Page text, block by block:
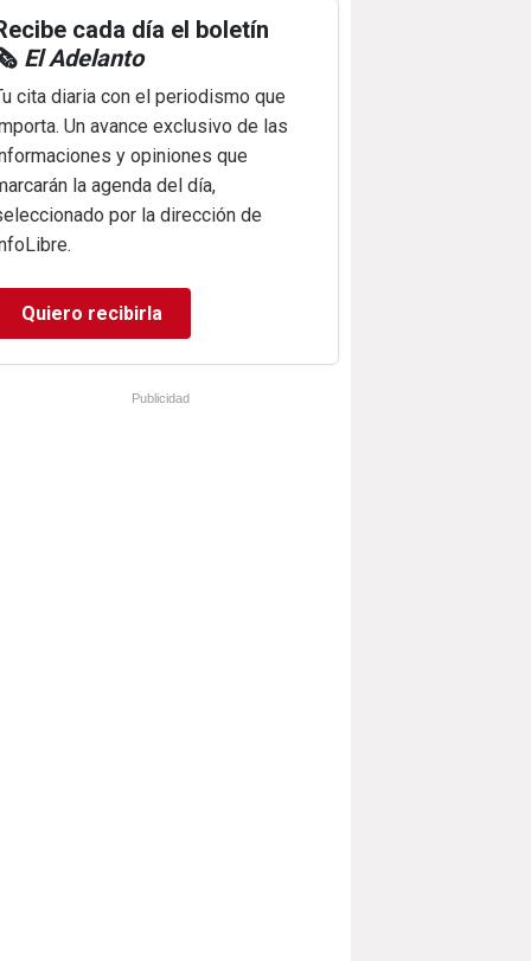
cada día el boletín
El Adelanto
cita diaria con el periodismo que
Un avance exclusivo de las
y opiniones que
la agenda del día,
por la dirección de
Quiero recibirla
Publicidad